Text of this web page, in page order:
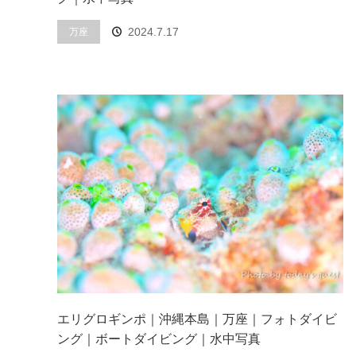
万座 2024.7.17
エリグロギンポ｜沖縄本島｜万座｜フォトダイビ
ング｜ボートダイビング｜水中写真